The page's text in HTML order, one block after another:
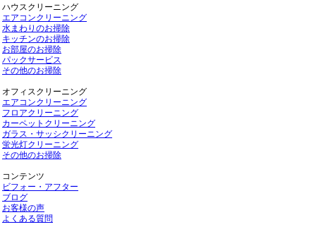
ハウスクリーニング
エアコンクリーニング
水まわりのお掃除
キッチンのお掃除
お部屋のお掃除
パックサービス
その他のお掃除
オフィスクリーニング
エアコンクリーニング
フロアクリーニング
カーペットクリーニング
ガラス・サッシクリーニング
蛍光灯クリーニング
その他のお掃除
コンテンツ
ビフォー・アフター
ブログ
お客様の声
よくある質問